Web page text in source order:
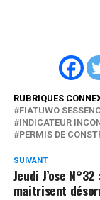
RUBRIQUES
FIATUWO
INDICATEUR
PERMIS DE
SUIVANT
Jeudi J’ose
maitrisent